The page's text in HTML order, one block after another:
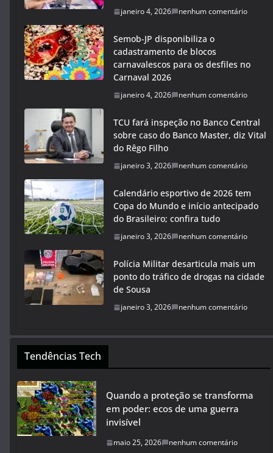
janeiro 4, 2026 nenhum comentário
Semob-JP disponibiliza o
cadastramento de blocos
carnavalescos para os desfiles no
Carnaval 2026
janeiro 4, 2026 nenhum comentário
TCU fará inspeção no Banco Central
sobre caso do Banco Master, diz Vital
do Rêgo Filho
janeiro 3, 2026 nenhum comentário
Calendário esportivo de 2026 tem
Copa do Mundo e início antecipado
do Brasileiro; confira tudo
janeiro 3, 2026 nenhum comentário
Polícia Militar desarticula mais um
ponto do tráfico de drogas na cidade
de Sousa
janeiro 3, 2026 nenhum comentário
Tendências Tech
Quando a proteção se transforma
em poder: ecos de uma guerra
invisível
maio 25, 2026 nenhum comentário